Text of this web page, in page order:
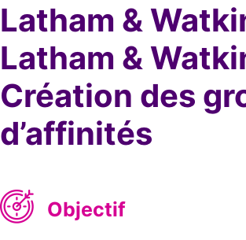
Latham &
Latham &
Création des
d’affinités
Objectif